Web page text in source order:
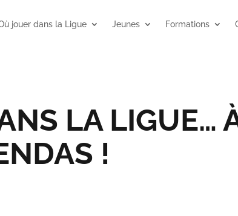
jouer dans la Ligue Jeunes Formations
LA LIGUE…
!